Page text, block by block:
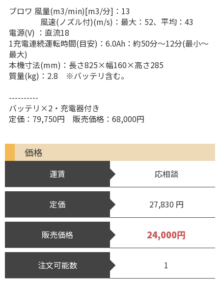
ブロワ 風量(m3/min)[m3/分]：13
風速(ノズル付)(m/s)：最大：52、平均：43
電源(V) ：直流18
1充電連続運転時間(目安)：6.0Ah：約50分～12分(最小～
最大)
本機寸法(mm)：長さ825×幅160×高さ285
質量(kg)：2.8 ※バッテリ含む。
----------
バッテリ×2・充電器付き
定価：79,750円 販売価格：68,000円
価格
運賃 応相談
定価 27,830 円
販売価格 24,000円
注文可能数 1